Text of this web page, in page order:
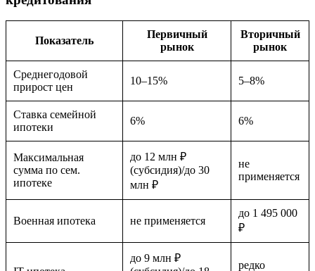
Показатель
Первичный
рынок
Вторичный
рынок
Среднегодовой
прирост цен
10–15% 5–8%
Ставка семейной
ипотеки
6% 6%
Максимальная
сумма по сем.
ипотеке
до 12 млн ₽
(субсидия)/до 30
млн ₽
не
применяется
Военная ипотека не применяется
до 1 495 000
₽
до 9 млн ₽
редко